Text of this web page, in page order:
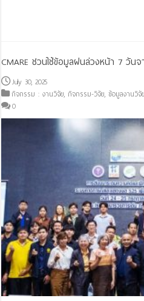
CMARE ชวนใช้ข้อมูลฝนล่วงหน้า 7 วันจ
July 30, 2025
กิจกรรม : งานวิจัย,กิจกรรม-วิจัย,ข้อมูลงานวิจั
0